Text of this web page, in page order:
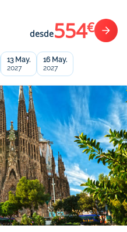
desde554€
13 May.
2027
16 May.
2027